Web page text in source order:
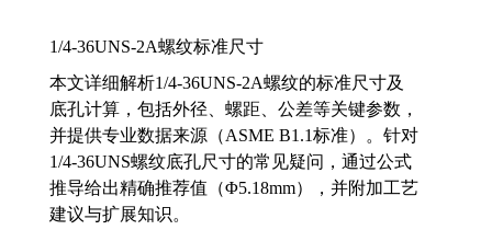
1/4-36UNS-2A螺纹标准尺寸
本文详细解析1/4-36UNS-2A螺纹的标准尺寸及
底孔计算，包括外径、螺距、公差等关键参数，
并提供专业数据来源（ASME B1.1标准）。针对
1/4-36UNS螺纹底孔尺寸的常见疑问，通过公式
推导给出精确推荐值（Φ5.18mm），并附加工艺
建议与扩展知识。